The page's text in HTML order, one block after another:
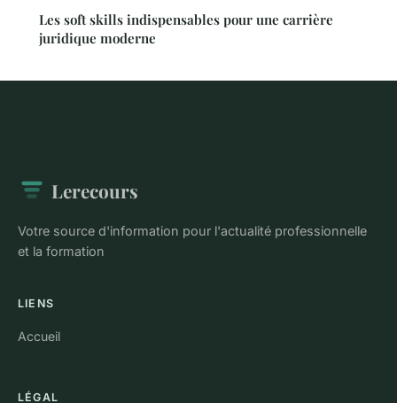
Les soft skills indispensables pour une carrière
juridique moderne
Lerecours
Votre source d'information pour l'actualité professionnelle
et la formation
LIENS
Accueil
LÉGAL